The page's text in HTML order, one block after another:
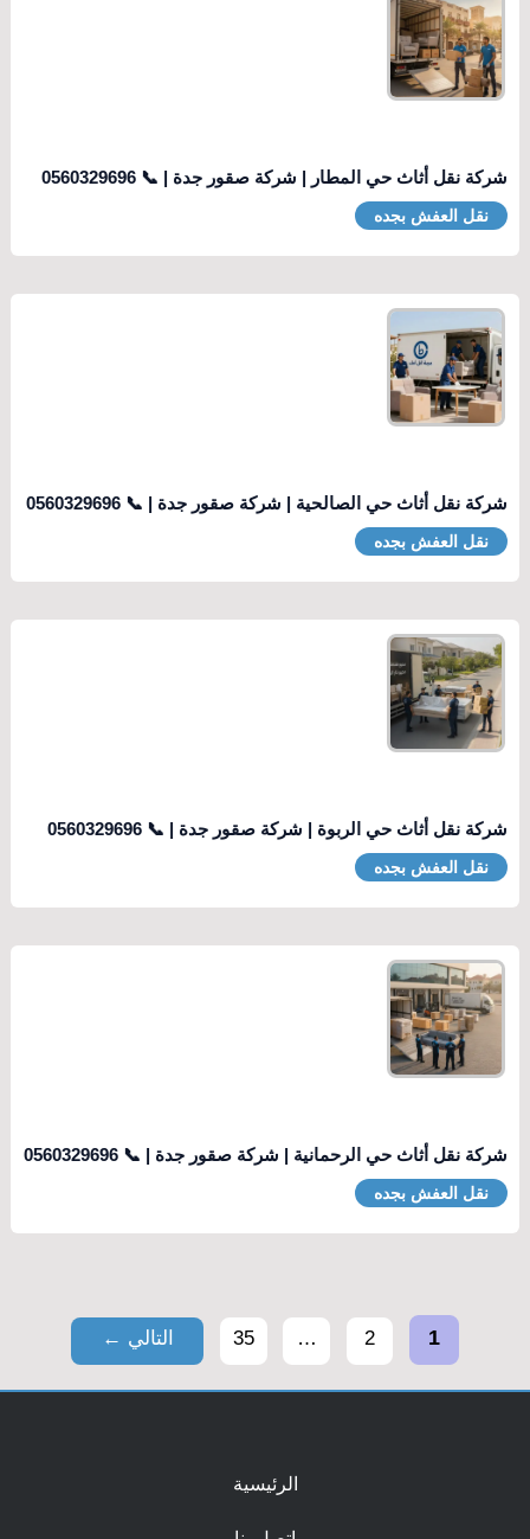
شركة نقل أثاث حي المطار | شركة صقور جدة | 📞 0560329696
نقل العفش بجده
شركة نقل أثاث حي الصالحية | شركة صقور جدة | 📞 0560329696
نقل العفش بجده
شركة نقل أثاث حي الربوة | شركة صقور جدة | 📞 0560329696
نقل العفش بجده
شركة نقل أثاث حي الرحمانية | شركة صقور جدة | 📞 0560329696
نقل العفش بجده
1
2
…
35 التالي ←
الرئيسية